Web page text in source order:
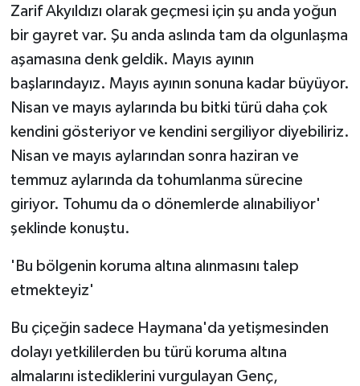
Zarif Akyıldızı olarak geçmesi için şu anda yoğun
bir gayret var. Şu anda aslında tam da olgunlaşma
aşamasına denk geldik. Mayıs ayının
başlarındayız. Mayıs ayının sonuna kadar büyüyor.
Nisan ve mayıs aylarında bu bitki türü daha çok
kendini gösteriyor ve kendini sergiliyor diyebiliriz.
Nisan ve mayıs aylarından sonra haziran ve
temmuz aylarında da tohumlanma sürecine
giriyor. Tohumu da o dönemlerde alınabiliyor'
şeklinde konuştu.
'Bu bölgenin koruma altına alınmasını talep
etmekteyiz'
Bu çiçeğin sadece Haymana'da yetişmesinden
dolayı yetkililerden bu türü koruma altına
almalarını istediklerini vurgulayan Genç,